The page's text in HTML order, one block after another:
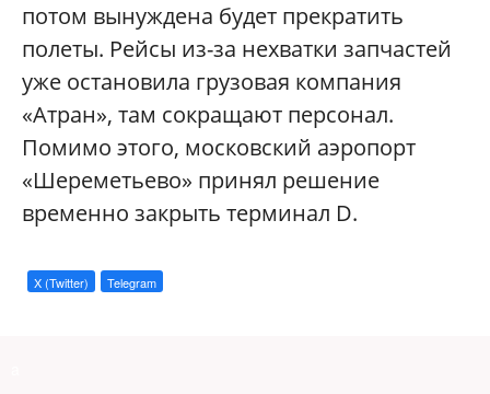
потом вынуждена будет прекратить
полеты. Рейсы из-за нехватки запчастей
уже остановила грузовая компания
«Атран», там сокращают персонал.
Помимо этого, московский аэропорт
«Шереметьево» принял решение
временно закрыть терминал D.
X (Twitter) Telegram